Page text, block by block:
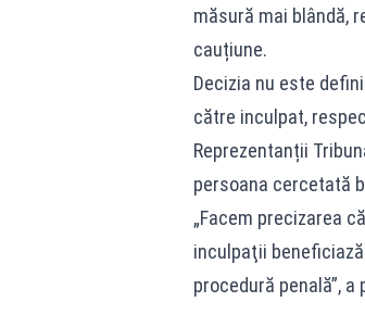
măsură mai blândă,
cauțiune.
Decizia nu este
către inculpat,
Reprezentanții
persoana cercetată
„Facem precizarea
inculpaţii
procedură penală”,